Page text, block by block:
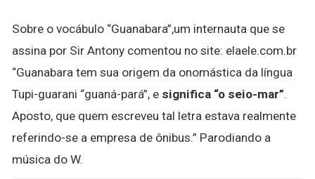
Sobre o vocábulo “Guanabara”,um internauta que se
assina por Sir Antony comentou no site: elaele.com.br
“Guanabara tem sua origem da onomástica da língua
Tupi-guarani “guaná-pará”, e significa “o seio-mar”.
Aposto, que quem escreveu tal letra estava realmente
referindo-se a empresa de ônibus.” Parodiando a
música do W.